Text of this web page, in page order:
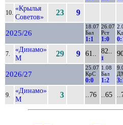
10.
«Крылья
Советов»
23 9
2025/26
18.07
Бал
1:1
26.07
Рст
1:0
7.
«Динамо»
М
29 9 61.. 82..
1
2026/27
25.07
КрС
0:0
1.08
Бал
1:2
9.
«Динамо»
М
3 ..76 ..65